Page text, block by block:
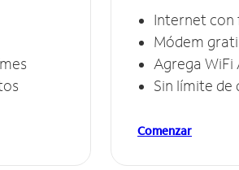
Internet
Módem
Agrega WiFi
Sin límite
Comenzar